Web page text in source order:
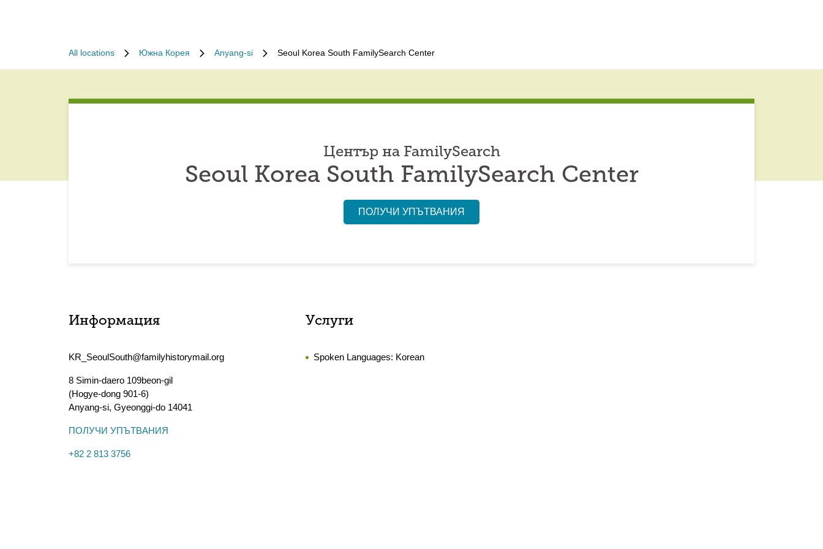
All locations Южна Корея Anyang-si Seoul Korea South FamilySearch Center
Център на FamilySearch
Seoul Korea South FamilySearch Center
ПОЛУЧИ УПЪТВАНИЯ
Информация
KR_SeoulSouth@familyhistorymail.org
8 Simin-daero 109beon-gil
(Hogye-dong 901-6)
Anyang-si, Gyeonggi-do 14041
ПОЛУЧИ УПЪТВАНИЯ
+82 2 813 3756
Услуги
Spoken Languages: Korean